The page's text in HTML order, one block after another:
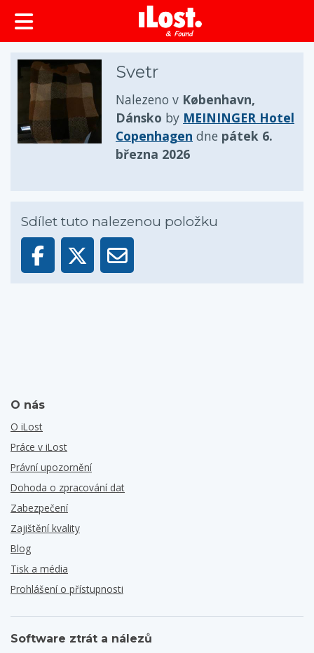
obsah
Svetr
Nalezeno v København,
Dánsko by MEININGER Hotel
Copenhagen dne pátek 6.
března 2026
Sdílet tuto nalezenou položku
O nás
O iLost
Práce v iLost
Právní upozornění
Dohoda o zpracování dat
Zabezpečení
Zajištění kvality
Blog
Tisk a média
Prohlášení o přístupnosti
Software ztrát a nálezů